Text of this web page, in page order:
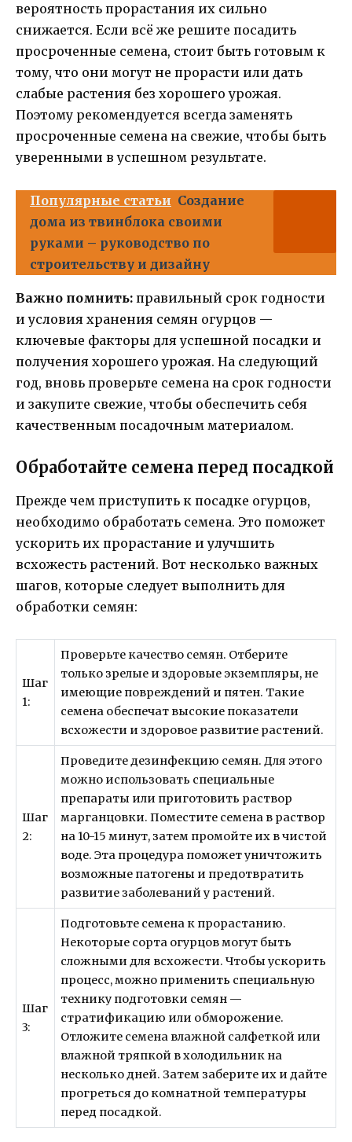
вероятность прорастания их сильно
снижается. Если всё же решите посадить
просроченные семена, стоит быть готовым к
тому, что они могут не прорасти или дать
слабые растения без хорошего урожая.
Поэтому рекомендуется всегда заменять
просроченные семена на свежие, чтобы быть
уверенными в успешном результате.
Популярные статьи Создание
дома из твинблока своими
руками – руководство по
строительству и дизайну
Важно помнить: правильный срок годности
и условия хранения семян огурцов —
ключевые факторы для успешной посадки и
получения хорошего урожая. На следующий
год, вновь проверьте семена на срок годности
и закупите свежие, чтобы обеспечить себя
качественным посадочным материалом.
Обработайте семена перед посадкой
Прежде чем приступить к посадке огурцов,
необходимо обработать семена. Это поможет
ускорить их прорастание и улучшить
всхожесть растений. Вот несколько важных
шагов, которые следует выполнить для
обработки семян:
Шаг
1:
Проверьте качество семян. Отберите
только зрелые и здоровые экземпляры, не
имеющие повреждений и пятен. Такие
семена обеспечат высокие показатели
всхожести и здоровое развитие растений.
Шаг
2:
Проведите дезинфекцию семян. Для этого
можно использовать специальные
препараты или приготовить раствор
марганцовки. Поместите семена в раствор
на 10-15 минут, затем промойте их в чистой
воде. Эта процедура поможет уничтожить
возможные патогены и предотвратить
развитие заболеваний у растений.
Шаг
3:
Подготовьте семена к прорастанию.
Некоторые сорта огурцов могут быть
сложными для всхожести. Чтобы ускорить
процесс, можно применить специальную
технику подготовки семян —
стратификацию или обморожение.
Отложите семена влажной салфеткой или
влажной тряпкой в холодильник на
несколько дней. Затем заберите их и дайте
прогреться до комнатной температуры
перед посадкой.